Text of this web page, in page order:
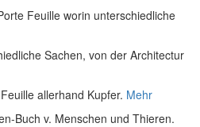
Feuille worin unterschiedliche
Sachen, von der Architectur
allerhand Kupfer. Mehr
Buch v. Menschen und Thieren.